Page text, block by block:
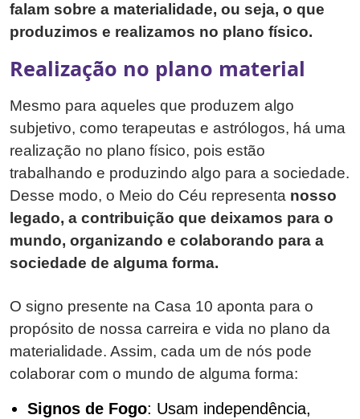
falam sobre a materialidade, ou seja, o que
produzimos e realizamos no plano físico.
Realização no plano material
Mesmo para aqueles que produzem algo
subjetivo, como terapeutas e astrólogos, há uma
realização no plano físico, pois estão
trabalhando e produzindo algo para a sociedade.
Desse modo, o Meio do Céu representa nosso
legado, a contribuição que deixamos para o
mundo, organizando e colaborando para a
sociedade de alguma forma.
O signo presente na Casa 10 aponta para o
propósito de nossa carreira e vida no plano da
materialidade. Assim, cada um de nós pode
colaborar com o mundo de alguma forma:
Signos de Fogo: Usam independência,